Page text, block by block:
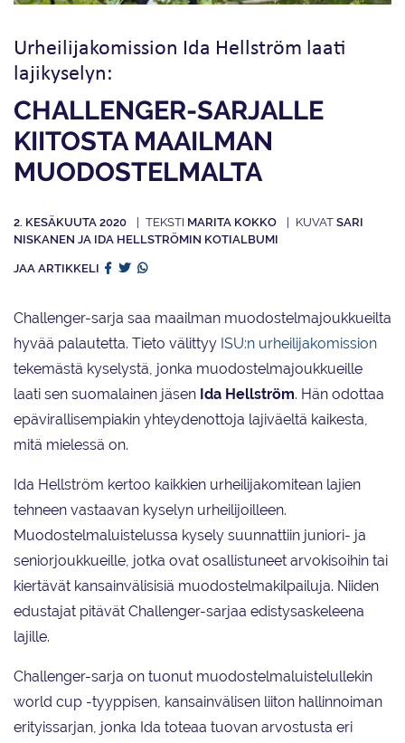
Urheilijakomission Ida Hellström laati
lajikyselyn:
CHALLENGER-SARJALLE
KIITOSTA MAAILMAN
MUODOSTELMALTA
2. KESÄKUUTA 2020 MARITA KOKKO
SARI
NISKANEN JA IDA HELLSTRÖMIN KOTIALBUMI
JAA ARTIKKELI
Challenger-sarja saa maailman muodostelmajoukkueilta
hyvää palautetta. Tieto välittyy ISU:n urheilijakomission
tekemästä kyselystä, jonka muodostelmajoukkueille
laati sen suomalainen jäsen Ida Hellström. Hän odottaa
epävirallisempiakin yhteydenottoja lajiväeltä kaikesta,
mitä mielessä on.
Ida Hellström kertoo kaikkien urheilijakomitean lajien
tehneen vastaavan kyselyn urheilijoilleen.
Muodostelmaluistelussa kysely suunnattiin juniori- ja
seniorjoukkueille, jotka ovat osallistuneet arvokisoihin tai
kiertävät kansainvälisisiä muodostelmakilpailuja. Niiden
edustajat pitävät Challenger-sarjaa edistysaskeleena
lajille.
Challenger-sarja on tuonut muodostelmaluistelullekin
world cup -tyyppisen, kansainvälisen liiton hallinnoiman
erityissarjan, jonka Ida toteaa tuovan arvostusta eri